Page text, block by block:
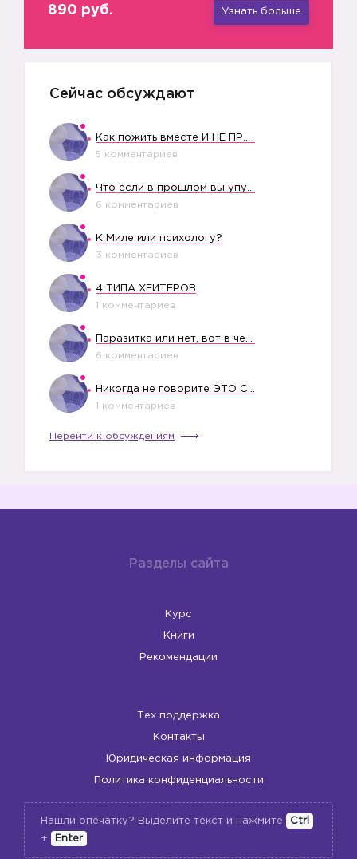
890 руб. Узнать больше
Сейчас обсуждают
5 комментариев
6 комментариев
К Миле или психологу?
3 комментариев
4 ТИПА ХЕЙТЕРОВ
1 комментариев
6 комментариев
1 комментариев
Перейти к обсуждениям
Разделы сайта
Курс
Книги
Рекомендации
Тех поддержка
Контакты
Юридическая информация
Политика конфиденциальности
Нашли опечатку? Выделите текст и нажмите
Ctrl
+
Enter